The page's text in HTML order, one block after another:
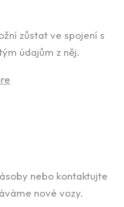
zůstat ve spojení s
údajům z něj.
nebo kontaktujte
nové vozy.